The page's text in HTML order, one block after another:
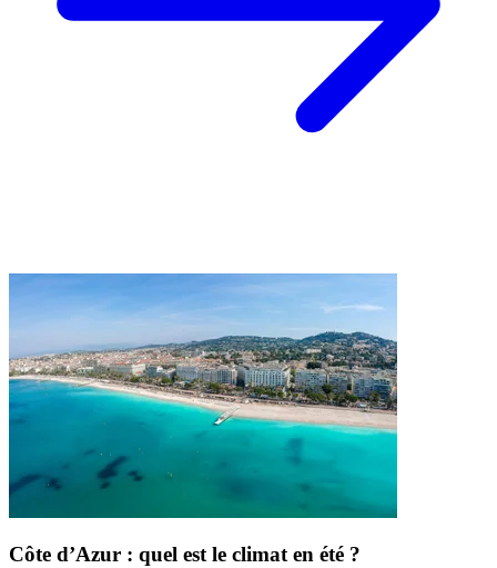
Côte d’Azur : quel est le climat en été ?